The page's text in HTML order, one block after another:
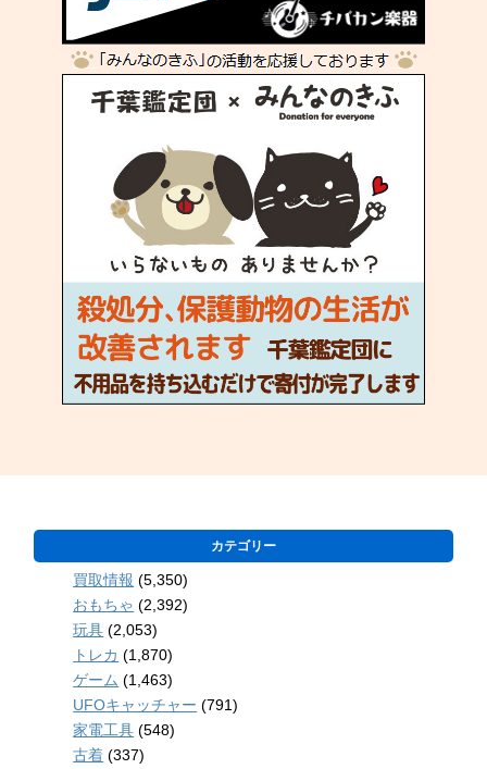
カテゴリー
買取情報 (5,350)
おもちゃ (2,392)
玩具 (2,053)
トレカ (1,870)
ゲーム (1,463)
UFOキャッチャー (791)
家電工具 (548)
古着 (337)